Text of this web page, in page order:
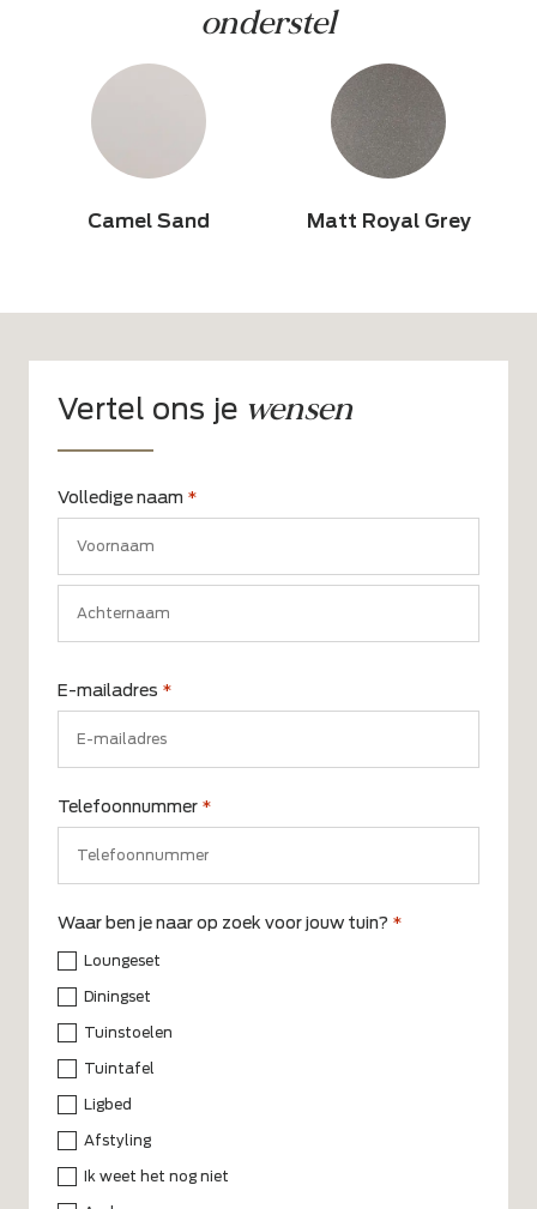
onderstel
Camel Sand Matt Royal Grey
Vertel ons je wensen
Volledige naam *
Voornaam
E-mailadres *
Telefoonnummer *
Waar ben je naar op zoek voor jouw tuin? *
Loungeset
Diningset
Tuinstoelen
Tuintafel
Ligbed
Afstyling
Ik weet het nog niet